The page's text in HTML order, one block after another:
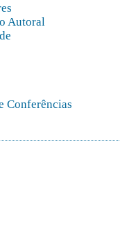
Autoral
Conferências